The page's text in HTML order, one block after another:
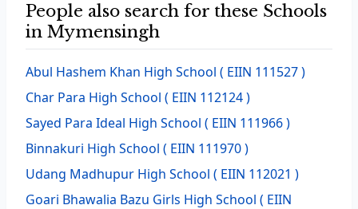
People also search for these Schools
in Mymensingh
Abul Hashem Khan High School ( EIIN 111527 )
Char Para High School ( EIIN 112124 )
Sayed Para Ideal High School ( EIIN 111966 )
Binnakuri High School ( EIIN 111970 )
Udang Madhupur High School ( EIIN 112021 )
Goari Bhawalia Bazu Girls High School ( EIIN